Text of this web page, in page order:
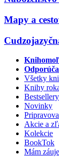
Mapy a
Všetky
Knihy
Bestsellery
Novinky
Akcie a
Kolekcie
BookTok
Mám